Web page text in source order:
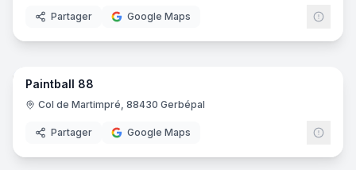
Partager Google Maps
18
Paintball 88
Col de Martimpré, 88430 Gerbépal
Partager Google Maps
7